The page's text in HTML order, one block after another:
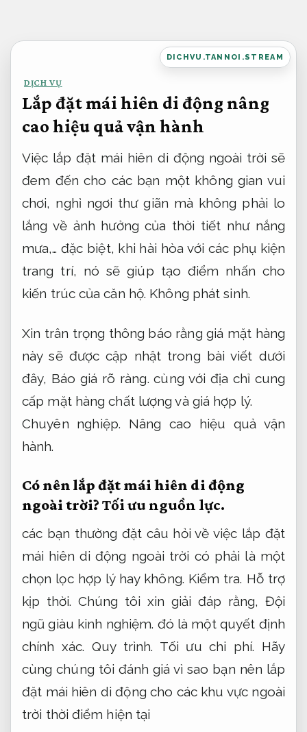
dung
DICHVU.TANNOI.STREAM
DỊCH VỤ
Lắp đặt mái hiên di động nâng
cao hiệu quả vận hành
Việc lắp đặt mái hiên di động ngoài trời sẽ
đem đến cho các bạn một không gian vui
chơi, nghỉ ngơi thư giãn mà không phải lo
lắng về ảnh hưởng của thời tiết như nắng
mưa,… đặc biệt, khi hài hòa với các phụ kiện
trang trí, nó sẽ giúp tạo điểm nhấn cho
kiến trúc của căn hộ. Không phát sinh.
Xin trân trọng thông báo rằng giá mặt hàng
này sẽ được cập nhật trong bài viết dưới
đây, Báo giá rõ ràng. cùng với địa chỉ cung
cấp mặt hàng chất lượng và giá hợp lý.
Chuyên nghiệp.
Nâng cao hiệu quả vận
hành.
Có nên lắp đặt mái hiên di động
ngoài trời? Tối ưu nguồn lực.
các bạn thường đặt câu hỏi về việc lắp đặt
mái hiên di động ngoài trời có phải là một
chọn lọc hợp lý hay không. Kiểm tra. Hỗ trợ
kịp thời. Chúng tôi xin giải đáp rằng, Đội
ngũ giàu kinh nghiệm. đó là một quyết định
chính xác. Quy trình. Tối ưu chi phí. Hãy
cùng chúng tôi đánh giá vì sao bạn nên lắp
đặt mái hiên di động cho các khu vực ngoài
trời thời điểm hiện tại